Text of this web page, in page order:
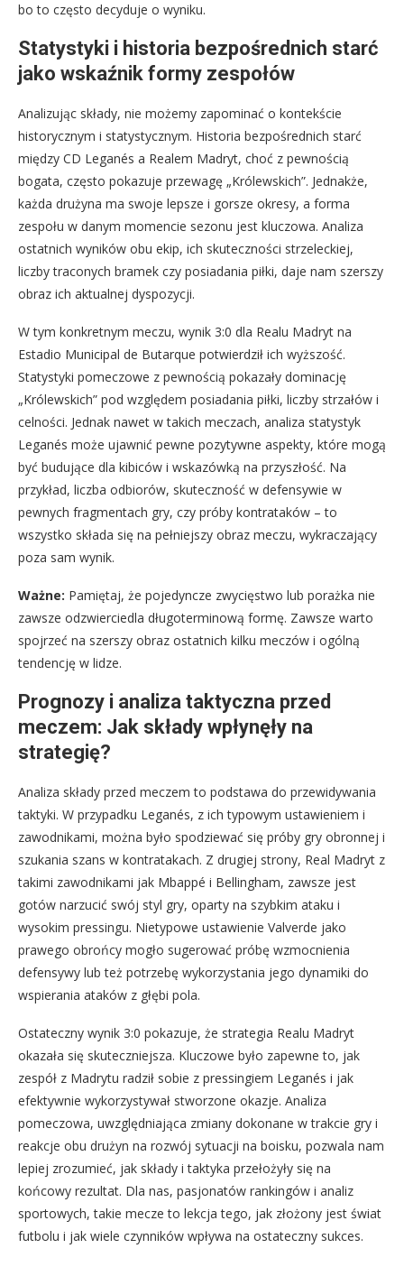
bo to często decyduje o wyniku.
Statystyki i historia bezpośrednich starć
jako wskaźnik formy zespołów
Analizując składy, nie możemy zapominać o kontekście
historycznym i statystycznym. Historia bezpośrednich starć
między CD Leganés a Realem Madryt, choć z pewnością
bogata, często pokazuje przewagę „Królewskich”. Jednakże,
każda drużyna ma swoje lepsze i gorsze okresy, a forma
zespołu w danym momencie sezonu jest kluczowa. Analiza
ostatnich wyników obu ekip, ich skuteczności strzeleckiej,
liczby traconych bramek czy posiadania piłki, daje nam szerszy
obraz ich aktualnej dyspozycji.
W tym konkretnym meczu, wynik 3:0 dla Realu Madryt na
Estadio Municipal de Butarque potwierdził ich wyższość.
Statystyki pomeczowe z pewnością pokazały dominację
„Królewskich” pod względem posiadania piłki, liczby strzałów i
celności. Jednak nawet w takich meczach, analiza statystyk
Leganés może ujawnić pewne pozytywne aspekty, które mogą
być budujące dla kibiców i wskazówką na przyszłość. Na
przykład, liczba odbiorów, skuteczność w defensywie w
pewnych fragmentach gry, czy próby kontrataków – to
wszystko składa się na pełniejszy obraz meczu, wykraczający
poza sam wynik.
Ważne: Pamiętaj, że pojedyncze zwycięstwo lub porażka nie
zawsze odzwierciedla długoterminową formę. Zawsze warto
spojrzeć na szerszy obraz ostatnich kilku meczów i ogólną
tendencję w lidze.
Prognozy i analiza taktyczna przed
meczem: Jak składy wpłynęły na
strategię?
Analiza składy przed meczem to podstawa do przewidywania
taktyki. W przypadku Leganés, z ich typowym ustawieniem i
zawodnikami, można było spodziewać się próby gry obronnej i
szukania szans w kontratakach. Z drugiej strony, Real Madryt z
takimi zawodnikami jak Mbappé i Bellingham, zawsze jest
gotów narzucić swój styl gry, oparty na szybkim ataku i
wysokim pressingu. Nietypowe ustawienie Valverde jako
prawego obrońcy mogło sugerować próbę wzmocnienia
defensywy lub też potrzebę wykorzystania jego dynamiki do
wspierania ataków z głębi pola.
Ostateczny wynik 3:0 pokazuje, że strategia Realu Madryt
okazała się skuteczniejsza. Kluczowe było zapewne to, jak
zespół z Madrytu radził sobie z pressingiem Leganés i jak
efektywnie wykorzystywał stworzone okazje. Analiza
pomeczowa, uwzględniająca zmiany dokonane w trakcie gry i
reakcje obu drużyn na rozwój sytuacji na boisku, pozwala nam
lepiej zrozumieć, jak składy i taktyka przełożyły się na
końcowy rezultat. Dla nas, pasjonatów rankingów i analiz
sportowych, takie mecze to lekcja tego, jak złożony jest świat
futbolu i jak wiele czynników wpływa na ostateczny sukces.